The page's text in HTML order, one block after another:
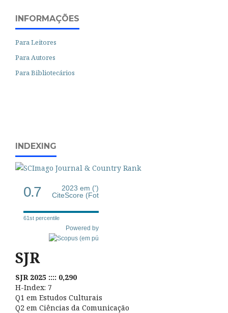
INFORMAÇÕES
Para Leitores
Para Autores
Para Bibliotecários
INDEXING
0.7
2023 em (')
CiteScore (Fot
61st percentile
Powered by
SJR
SJR 2025 :::: 0,290
H-Index: 7
Q1 em Estudos Culturais
Q2 em Ciências da Comunicação